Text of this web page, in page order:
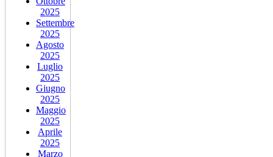
2025
Settembre
2025
Agosto
2025
Luglio
2025
Giugno
2025
Maggio
2025
Aprile
2025
Marzo